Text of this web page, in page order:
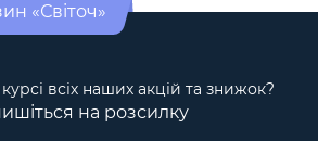
«Світоч»
всіх наших акцій та знижок?
на розсилку